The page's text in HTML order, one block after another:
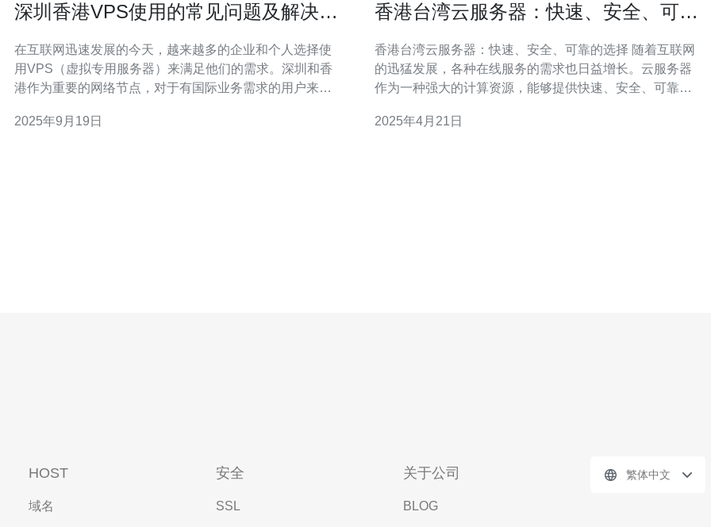
深圳香港VPS使用的常见问题及解决方
在互联网迅速发展的今天，越来越多的企业和个人选择使
用VPS（虚拟专用服务器）来满足他们的需求。深圳和香
港作为重要的网络节点，对于有国际业务需求的用户来
VPS的过程中，用户常常会遇到一些问题。本文将探讨深
2025年9月19日
香港台湾云服务器：快速、安全、可靠
香港台湾云服务器：快速、安全、可靠的选择 随着互联网
的迅猛发展，各种在线服务的需求也日益增长。云服务器
作为一种强大的计算资源，能够提供快速、安全、可靠的
服务器时，香港台湾地区的服务器备受关注，其独特的地
2025年4月21日
HOST
域名
安全
SSL
关于公司
BLOG
繁体中文